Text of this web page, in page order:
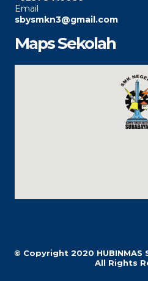
Email
sbysmkn3@gmail.com
Maps Sekolah
© Copyright 2020
All Rights